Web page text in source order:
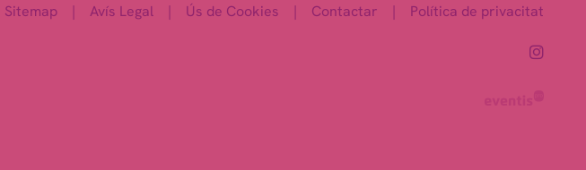
Sitemap | Avís Legal | Ús de Cookies | Contactar | Política de privacitat
Link